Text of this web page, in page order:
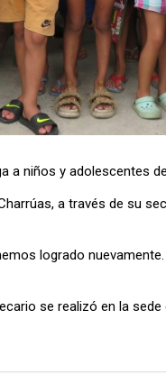
a niños y adolescentes
a través de su
logrado
se realizó en la